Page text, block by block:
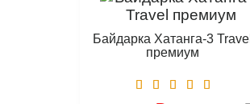
Байдарка Хатанга-3 Travel
премиум